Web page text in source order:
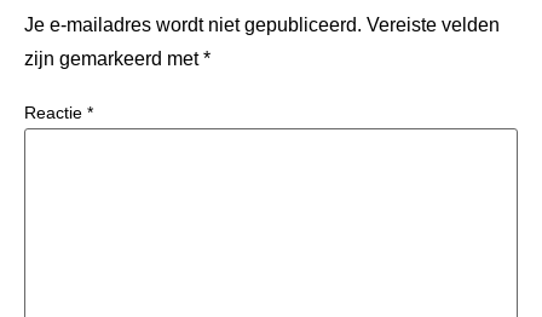
Je e-mailadres wordt niet gepubliceerd. Vereiste velden
zijn gemarkeerd met*
Reactie *